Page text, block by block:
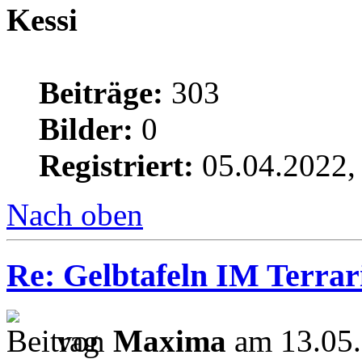
Kessi
Beiträge: 303
Bilder: 0
Registriert:
Nach oben
Re: Gelbtafeln IM
von Maxima am